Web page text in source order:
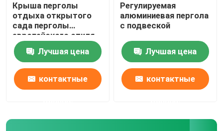
Крыша перголы
отдыха открытого
сада перголы
европейского стиля
алюминиевая
LouveredЛучшая цена
контактные
Регулируемая
алюминиевая пергола
с подвеской
Лучшая цена
контактные